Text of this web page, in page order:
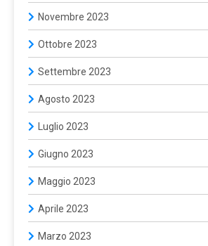
Novembre 2023
Ottobre 2023
Settembre 2023
Agosto 2023
Luglio 2023
Giugno 2023
Maggio 2023
Aprile 2023
Marzo 2023